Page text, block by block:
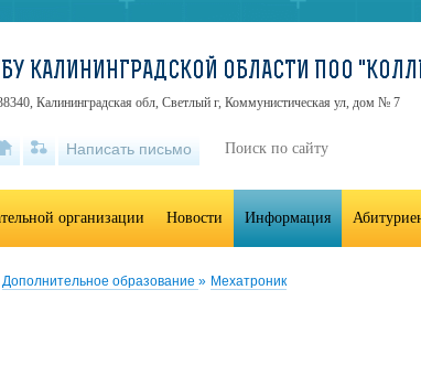
Дополнительное образование » Мехатроник
КАЛИНИНГРАДСКОЙ ОБЛАСТИ ПОО
Калининградская обл, Светлый г, Коммунистическая ул, дом № 7
Написать письмо
организации Новости Информация